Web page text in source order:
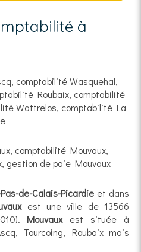
à
, comptabilité Wasquehal,
Roubaix, comptabilité
Wattrelos, comptabilité La
, comptabilité Mouvaux,
, gestion de paie Mouvaux
de-Calais-Picardieet dans
est une ville de 13566
Mouvauxest située à
Tourcoing, Roubaix mais